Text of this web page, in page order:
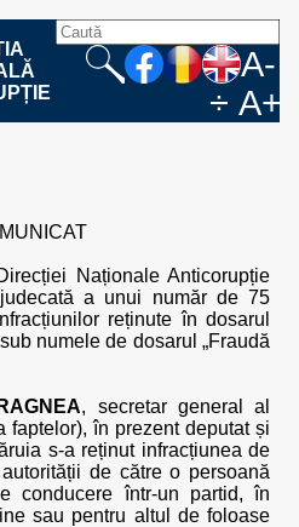
A-
÷ A+
Naționale Anticorupție
a unui număr de 75
reținute în dosarul
numele de dosarul „Fraudă
, secretar general al
faptelor), în prezent deputat și
s-a reținut infracțiunea de
de către o persoană
conducere într-un partid, în
sau pentru altul de foloase